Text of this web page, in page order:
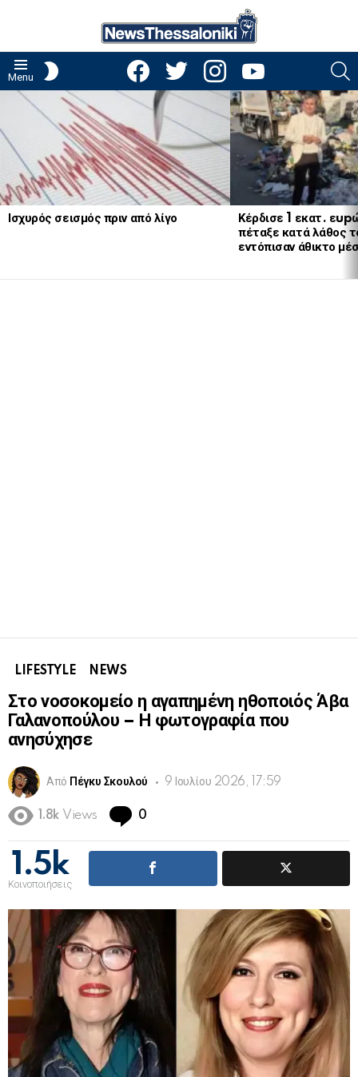
Menu
facebooktwitter instagramyoutube
LATEST
STORIES
Ισχυρός σεισμός πριν από λίγο
Κέρδισε 1 εκατ.
πέταξε κατά λάθος
εντόπισαν άθικτο
LIFESTYLE NEWS
Στο νοσοκομείο η αγαπημένη ηθοποιός Άβα
Γαλανοπούλου – Η φωτογραφία που
ανησύχησε
Από Πέγκυ Σκουλού 9 Ιουλίου 2026, 17:59
1.8k Views 0
1.5k
Κοινοποιήσεις